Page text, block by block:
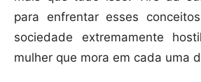
para enfrentar esses
sociedade extremamente
mulher que mora em cada uma